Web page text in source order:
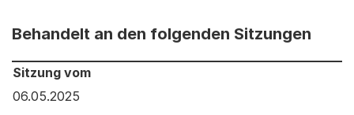
Behandelt an den folgenden Sitzungen
Behandelt an den folgenden Sitzungen: Informationen
Sitzung vom
06.05.2025